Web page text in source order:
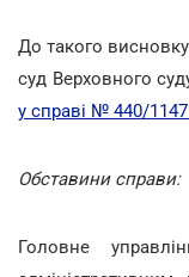
До такого
суд Верховного
у справі № 440/
Обставини справи:
Головне